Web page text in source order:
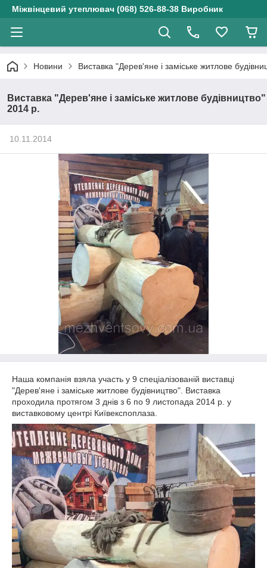
Міжвінцевий утеплювач (068) 526-88-38 Виробник
Новини Виставка "Дерев'яне і заміське житлове
Виставка "Дерев'яне і заміське житлове будівництво"
2014 р.
10.11.2014
Наша компанія взяла участь у 9 спеціалізованій виставці
"Дерев'яне і заміське житлове будівництво". Виставка
проходила протягом 3 днів з 6 по 9 листопада 2014 р. у
виставковому центрі Київекспоплаза.